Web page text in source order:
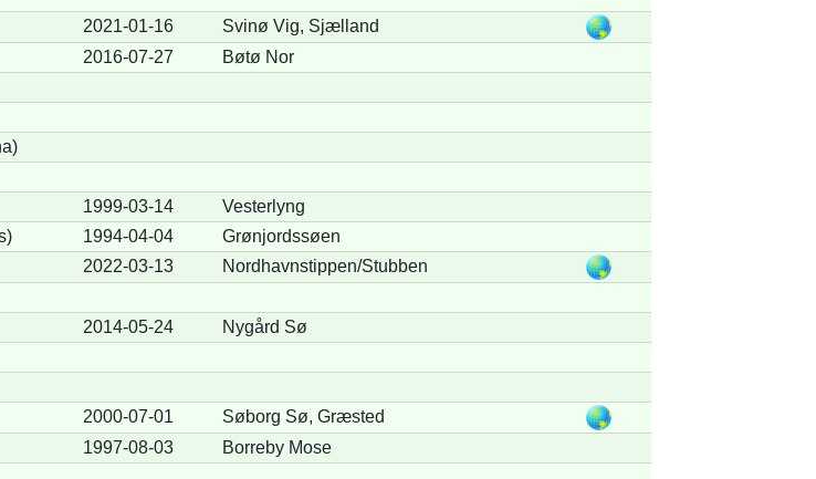
2021-01-16
Svinø Vig, Sjælland
2016-07-27
Bøtø Nor
1999-03-14
Vesterlyng
1994-04-04
Grønjordssøen
2022-03-13
Nordhavnstippen/Stubben
2014-05-24
Nygård Sø
2000-07-01
Søborg Sø, Græsted
1997-08-03
Borreby Mose